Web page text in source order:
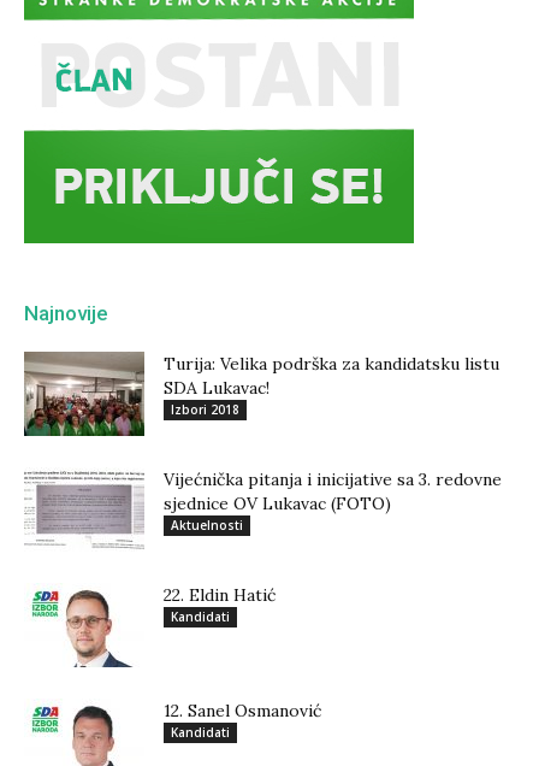
Najnovije
Turija: Velika podrška za kandidatsku listu
SDA Lukavac!
Izbori 2018
Vijećnička pitanja i inicijative sa 3. redovne
sjednice OV Lukavac (FOTO)
Aktuelnosti
22. Eldin Hatić
Kandidati
12. Sanel Osmanović
Kandidati